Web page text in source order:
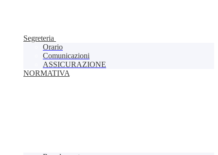
Segreteria
Orario
Comunicazioni
ASSICURAZIONE
NORMATIVA